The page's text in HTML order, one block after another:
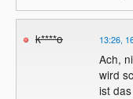
k****o 13:26,
Ach,
wird
ist